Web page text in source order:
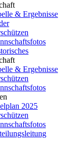
& Ergebnisse
& Ergebnisse
2025